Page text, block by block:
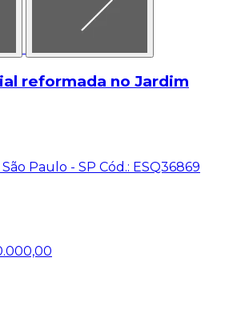
reformada no Jardim
Paulo - SP Cód.: ESQ36869